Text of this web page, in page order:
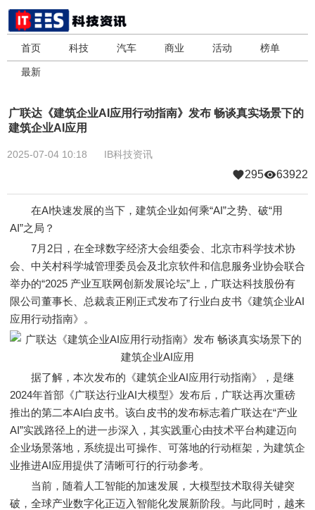
首页 科技 汽车 商业 活动 榜单
最新
广联达《建筑企业AI应用行动指南》发布 畅谈真实场景下的
建筑企业AI应用
2025-07-04 10:18 IB科技资讯
295 63922
在AI快速发展的当下，建筑企业如何乘“AI”之势、破“用
AI”之局？
7月2日，在全球数字经济大会组委会、北京市科学技术协
会、中关村科学城管理委员会及北京软件和信息服务业协会联合
举办的“2025 产业互联网创新发展论坛”上，广联达科技股份有
限公司董事长、总裁袁正刚正式发布了行业白皮书《建筑企业AI
应用行动指南》。
据了解，本次发布的《建筑企业AI应用行动指南》，是继
2024年首部《广联达行业AI大模型》发布后，广联达再次重磅
推出的第二本AI白皮书。该白皮书的发布标志着广联达在“产业
AI”实践路径上的进一步深入，其实践重心由技术平台构建迈向
企业场景落地，系统提出可操作、可落地的行动框架，为建筑企
业推进AI应用提供了清晰可行的行动参考。
当前，随着人工智能的加速发展，大模型技术取得关键突
破，全球产业数字化正迈入智能化发展新阶段。与此同时，越来